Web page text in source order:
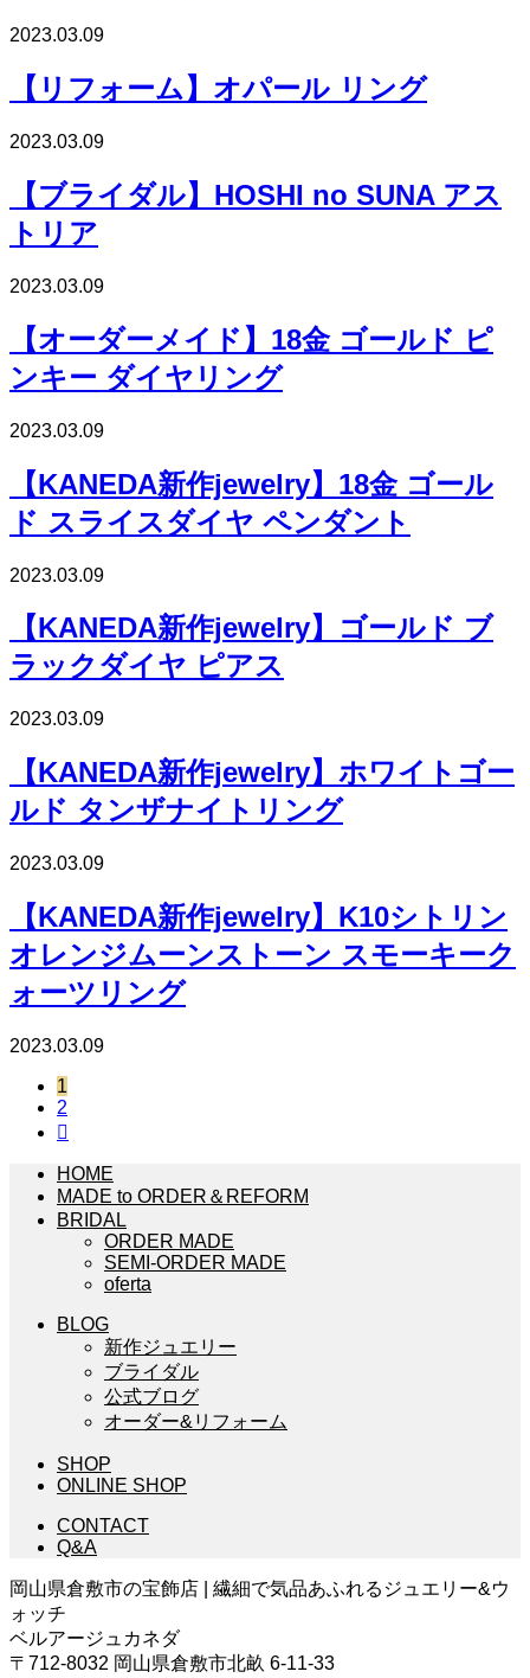
2023.03.09
【リフォーム】オパール リング
2023.03.09
【ブライダル】HOSHI no SUNA アス
トリア
2023.03.09
【オーダーメイド】18金 ゴールド ピ
ンキー ダイヤリング
2023.03.09
【KANEDA新作jewelry】18金 ゴール
ド スライスダイヤ ペンダント
2023.03.09
【KANEDA新作jewelry】ゴールド ブ
ラックダイヤ ピアス
2023.03.09
【KANEDA新作jewelry】ホワイトゴー
ルド タンザナイトリング
2023.03.09
【KANEDA新作jewelry】K10シトリン
オレンジムーンストーン スモーキーク
ォーツリング
2023.03.09
1
2

HOME
MADE to ORDER＆REFORM
BRIDAL
ORDER MADE
SEMI-ORDER MADE
oferta
BLOG
新作ジュエリー
ブライダル
公式ブログ
オーダー&リフォーム
SHOP
ONLINE SHOP
CONTACT
Q&A
岡山県倉敷市の宝飾店 | 繊細で気品あふれるジュエリー&ウ
ォッチ
ベルアージュカネダ
〒712-8032 岡山県倉敷市北畝 6-11-33